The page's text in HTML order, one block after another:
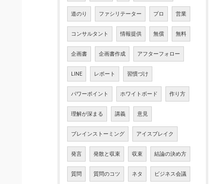
道のり ファシリテーター プロ 営業
コンサルタント 情報提供 無償 無料
企画書 企画書作成 アフターフォロー
LINE レポート 習慣づけ
パワーポイント ホワイトボード 作り方
理解が深まる 講義 意見
ブレインストーミング アイスブレイク
発言 発散と収束 収束 結論の決め方
質問 質問のコツ ネタ ビジネス会議